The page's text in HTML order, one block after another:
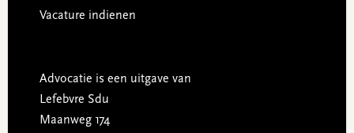
Vacature indienen
Advocatie is een uitgave van
Lefebvre Sdu
Maanweg 174